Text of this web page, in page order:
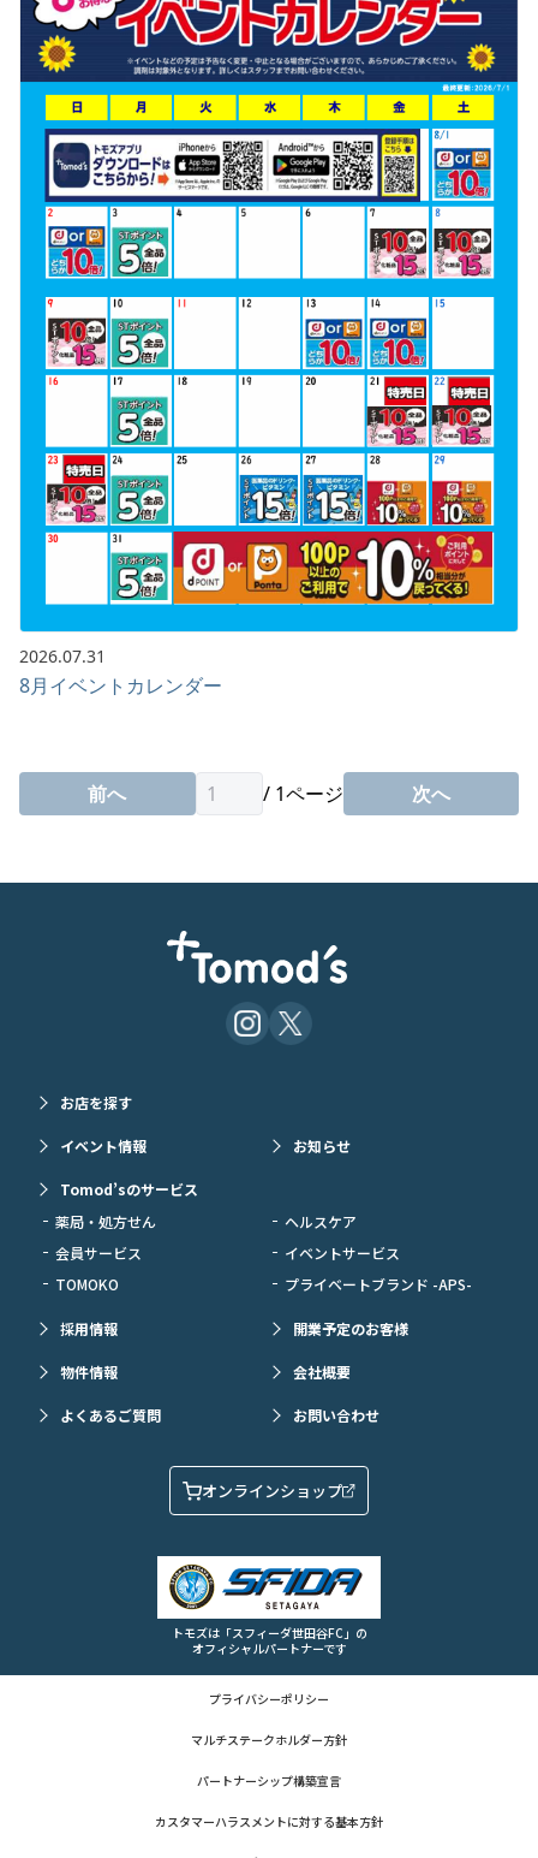
2026.07.31
8月イベントカレンダー
前へ / 1ページ 次へ
お店を探す
イベント情報 お知らせ
Tomod’sのサービス
薬局・処方せん
ヘルスケア
会員サービス
イベントサービス
TOMOKO
プライベートブランド -APS-
採用情報 開業予定のお客様
物件情報 会社概要
よくあるご質問 お問い合わせ
オンラインショップ
トモズは「スフィーダ世田谷FC」の
オフィシャルパートナーです
プライバシーポリシー
マルチステークホルダー方針
パートナーシップ構築宣言
カスタマーハラスメントに対する基本方針